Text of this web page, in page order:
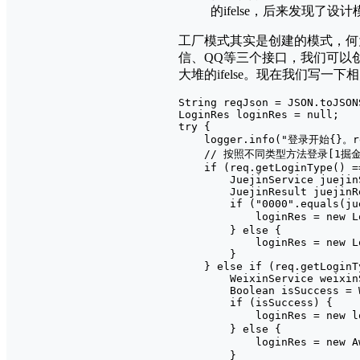
的ifelse，后来发现了设
工厂模式其实是创建的模式，
信、QQ等三个接口，我们可以
大堆的ifelse。现在我们写一下
String reqJson =
LoginRes loginRes = null;
try {
logger.info("登录开始{}
// 按照不同类型方法登录[1掘
if (req.getLoginType()
JuejinService
JuejinResult
if
loginRes = new
        } else {
loginRes = new
        }
} else if
WeixinService
Boolean isSuccess =
        if (isSuccess) {
loginRes = new
        } else {
loginRes = new
        }